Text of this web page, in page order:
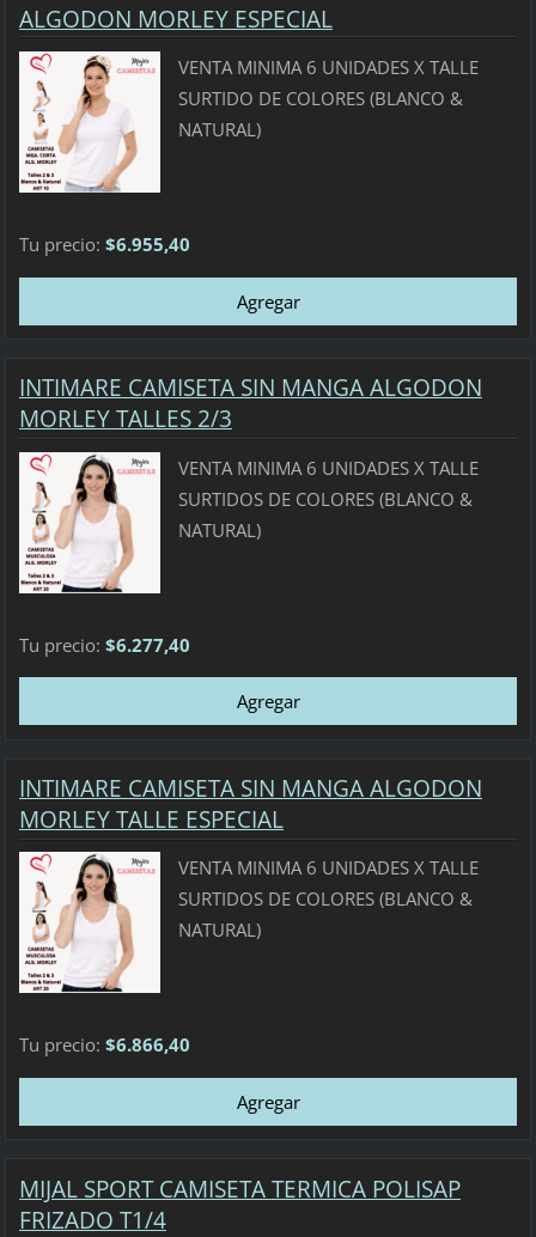
ALGODON MORLEY ESPECIAL
VENTA MINIMA 6 UNIDADES X TALLE
SURTIDO DE COLORES (BLANCO &
NATURAL)
Tu precio: $6.955,40
INTIMARE CAMISETA SIN MANGA ALGODON
MORLEY TALLES 2/3
VENTA MINIMA 6 UNIDADES X TALLE
SURTIDOS DE COLORES (BLANCO &
NATURAL)
Tu precio: $6.277,40
INTIMARE CAMISETA SIN MANGA ALGODON
MORLEY TALLE ESPECIAL
VENTA MINIMA 6 UNIDADES X TALLE
SURTIDOS DE COLORES (BLANCO &
NATURAL)
Tu precio: $6.866,40
MIJAL SPORT CAMISETA TERMICA POLISAP
FRIZADO T1/4